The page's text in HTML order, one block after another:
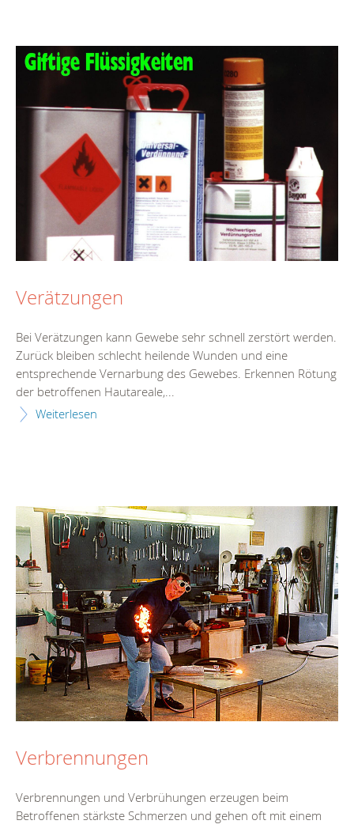
Verätzungen
Bei Verätzungen kann Gewebe sehr schnell zerstört werden.
Zurück bleiben schlecht heilende Wunden und eine
entsprechende Vernarbung des Gewebes. Erkennen Rötung
der betroffenen Hautareale,...
Weiterlesen
Verbrennungen
Verbrennungen und Verbrühungen erzeugen beim
Betroffenen stärkste Schmerzen und gehen oft mit einem